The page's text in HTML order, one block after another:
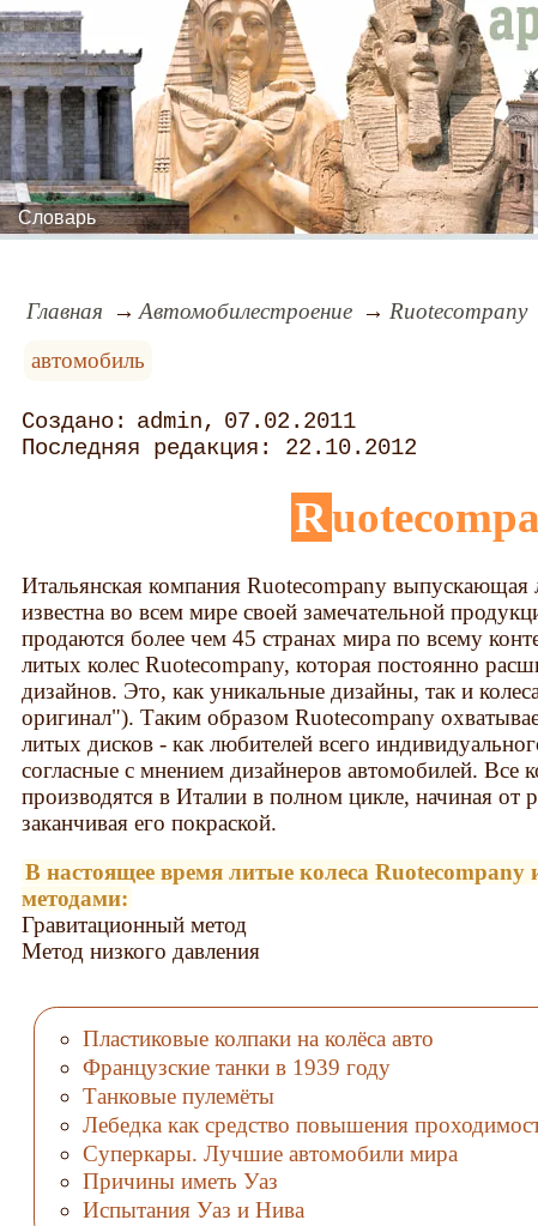
Словарь
Главная Автомобилестроение
Ruotecompany
автомобиль
admin
07.02.2011
22.10.2012
Итальянская компания Ruotecompany
известна во всем мире своей замечательной
продаются более чем 45 странах мира по всему
литых колес Ruotecompany, которая постоянно
дизайнов. Это, как уникальные дизайны, так и
оригинал"). Таким образом Ruotecompany
литых дисков - как любителей всего
согласные с мнением дизайнеров автомобилей. Все
производятся в Италии в полном цикле, начиная от
заканчивая его покраской.
В настоящее время литые колеса Ruotecompany
методами:
Гравитационный метод
Метод низкого давления
Пластиковые колпаки на колёса авто
Французские танки в 1939 году
Танковые пулемёты
Лебедка как средство повышения
Суперкары. Лучшие автомобили мира
Причины иметь Уаз
Испытания Уаз и Нива